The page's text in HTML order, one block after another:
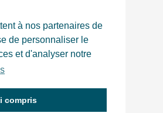
à nos partenaires de
de personnaliser le
et d'analyser notre
compris